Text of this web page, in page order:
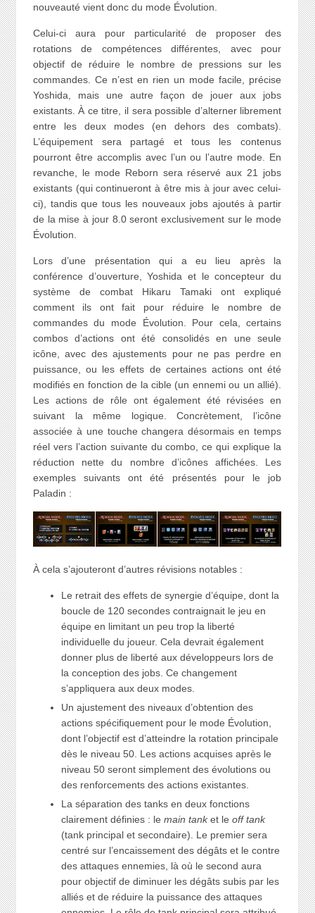
nouveauté vient donc du mode Évolution.
Celui-ci aura pour particularité de proposer des
rotations de compétences différentes, avec pour
objectif de réduire le nombre de pressions sur les
commandes. Ce n’est en rien un mode facile, précise
Yoshida, mais une autre façon de jouer aux jobs
existants. À ce titre, il sera possible d’alterner librement
entre les deux modes (en dehors des combats).
L’équipement sera partagé et tous les contenus
pourront être accomplis avec l’un ou l’autre mode. En
revanche, le mode Reborn sera réservé aux 21 jobs
existants (qui continueront à être mis à jour avec celui-
ci), tandis que tous les nouveaux jobs ajoutés à partir
de la mise à jour 8.0 seront exclusivement sur le mode
Évolution.
Lors d’une présentation qui a eu lieu après la
conférence d’ouverture, Yoshida et le concepteur du
système de combat Hikaru Tamaki ont expliqué
comment ils ont fait pour réduire le nombre de
commandes du mode Évolution. Pour cela, certains
combos d’actions ont été consolidés en une seule
icône, avec des ajustements pour ne pas perdre en
puissance, ou les effets de certaines actions ont été
modifiés en fonction de la cible (un ennemi ou un allié).
Les actions de rôle ont également été révisées en
suivant la même logique. Concrètement, l’icône
associée à une touche changera désormais en temps
réel vers l’action suivante du combo, ce qui explique la
réduction nette du nombre d’icônes affichées. Les
exemples suivants ont été présentés pour le job
Paladin :
À cela s’ajouteront d’autres révisions notables :
Le retrait des effets de synergie d’équipe, dont la
boucle de 120 secondes contraignait le jeu en
équipe en limitant un peu trop la liberté
individuelle du joueur. Cela devrait également
donner plus de liberté aux développeurs lors de
la conception des jobs. Ce changement
s’appliquera aux deux modes.
Un ajustement des niveaux d’obtention des
actions spécifiquement pour le mode Évolution,
dont l’objectif est d’atteindre la rotation principale
dès le niveau 50. Les actions acquises après le
niveau 50 seront simplement des évolutions ou
des renforcements des actions existantes.
La séparation des tanks en deux fonctions
clairement définies : le main tanket le off tank
(tank principal et secondaire). Le premier sera
centré sur l’encaissement des dégâts et le contre
des attaques ennemies, là où le second aura
pour objectif de diminuer les dégâts subis par les
alliés et de réduire la puissance des attaques